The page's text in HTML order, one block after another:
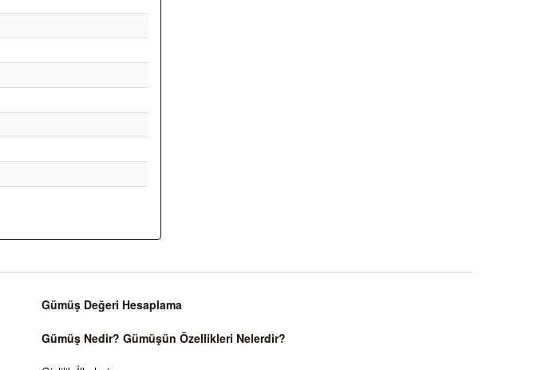
Gümüş Değeri Hesaplama
Gümüş Nedir? Gümüşün Özellikleri Nelerdir?